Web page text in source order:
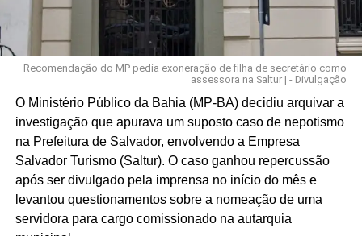
Recomendação do MP pedia exoneração de filha de secretário como
assessora na Saltur | - Divulgação
O Ministério Público da Bahia (MP-BA) decidiu arquivar a
investigação que apurava um suposto caso de nepotismo
na Prefeitura de Salvador, envolvendo a Empresa
Salvador Turismo (Saltur). O caso ganhou repercussão
após ser divulgado pela imprensa no início do mês e
levantou questionamentos sobre a nomeação de uma
servidora para cargo comissionado na autarquia